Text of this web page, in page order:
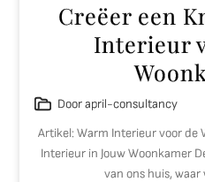
Creëer een
Interieur
Door april-consultancy
Artikel: Warm Interieur voor de
Interieur in Jouw Woonkamer
van ons huis,